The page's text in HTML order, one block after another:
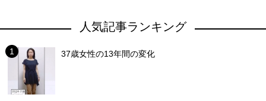
人気記事ランキング
37歳女性の13年間の変化